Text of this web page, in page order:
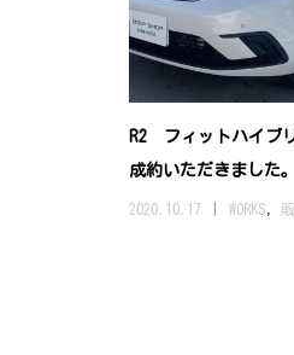
R2 フィットハイ
成約いただきました。
2020.10.17 WORKS